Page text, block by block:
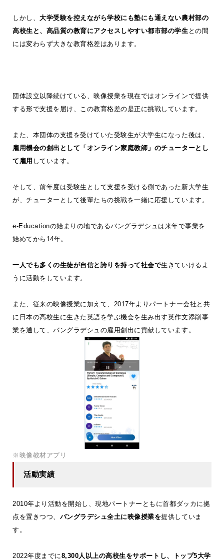
しかし、大学受験を控えながら学校にも塾にも通えない農村部の
高校生と、高品質の教育にアクセスしやすい都市部の学生 との間
には変わらず大きな教育格差はあります。
団体設立以降続けている、映像授業を現在ではオンラインで提供
する形で支援を届け、この教育格差の是正に挑戦しています。
また、本団体の支援を受けていた受験生が大学生になった後は、
雇用機会の創出として「オンライン家庭教師」のチューターとし
て雇用 しています。
そして、前年度は受験生として支援を受ける側であった新大学生
が、チューターとして後輩たちの挑戦を一緒に応援しています。
e-Educationの始まりの地であるバングラデシュは来年で事業を
始めてから14年。
一人でも多くの生徒が自信と誇りを持って社会で生きていけるよ
うに活動をしています。
また、従来の映像授業に加えて、2017年よりパートナー会社と共
に日本の高校生に生きた英語を学ぶ機会を生み出す英作文添削事
業を通して、バングラデシュの雇用創出に貢献しています。
※映像教材アプリ
活動実績
2010年より活動を開始し、現地パートナーともに首都ダッカに拠
点を置きつつ、 バングラデシュ全土に映像授業を提供していま
す。
2022年度までに8,300人以上の高校生をサポートし、トップ5大学